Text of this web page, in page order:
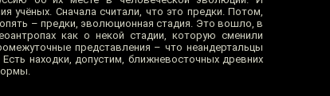
учёных. Сначала считали, что это предки. Потом,
– предки, эволюционная стадия. Это вошло, в
как о некой стадии, которую сменили
представления – что неандертальцы
находки, допустим, ближневосточных древних